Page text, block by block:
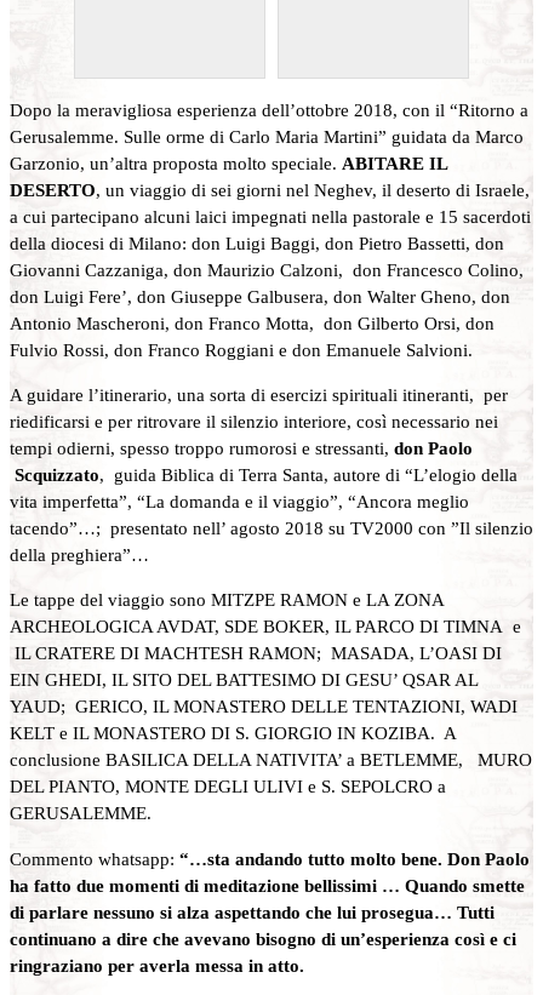
Dopo la meravigliosa esperienza dell’ottobre 2018, con il “Ritorno a
Gerusalemme. Sulle orme di Carlo Maria Martini” guidata da Marco
Garzonio, un’altra proposta molto speciale. ABITARE IL
DESERTO, un viaggio di sei giorni nel Neghev, il deserto di Israele,
a cui partecipano alcuni laici impegnati nella pastorale e 15 sacerdoti
della diocesi di Milano: don Luigi Baggi, don Pietro Bassetti, don
Giovanni Cazzaniga, don Maurizio Calzoni, don Francesco Colino,
don Luigi Fere’, don Giuseppe Galbusera, don Walter Gheno, don
Antonio Mascheroni, don Franco Motta, don Gilberto Orsi, don
Fulvio Rossi, don Franco Roggiani e don Emanuele Salvioni.
A guidare l’itinerario, una sorta di esercizi spirituali itineranti, per
riedificarsi e per ritrovare il silenzio interiore, così necessario nei
tempi odierni, spesso troppo rumorosi e stressanti, don Paolo
Scquizzato, guida Biblica di Terra Santa, autore di “L’elogio della
vita imperfetta”, “La domanda e il viaggio”, “Ancora meglio
tacendo”…; presentato nell’ agosto 2018 su TV2000 con ”Il silenzio
della preghiera”…
Le tappe del viaggio sono MITZPE RAMON e LA ZONA
ARCHEOLOGICA AVDAT, SDE BOKER, IL PARCO DI TIMNA e
IL CRATERE DI MACHTESH RAMON; MASADA, L’OASI DI
EIN GHEDI, IL SITO DEL BATTESIMO DI GESU’ QSAR AL
YAUD; GERICO, IL MONASTERO DELLE TENTAZIONI, WADI
KELT e IL MONASTERO DI S. GIORGIO IN KOZIBA. A
conclusione BASILICA DELLA NATIVITA’ a BETLEMME, MURO
DEL PIANTO, MONTE DEGLI ULIVI e S. SEPOLCRO a
GERUSALEMME.
Commento whatsapp: “…sta andando tutto molto bene. Don Paolo
ha fatto due momenti di meditazione bellissimi … Quando smette
di parlare nessuno si alza aspettando che lui prosegua… Tutti
continuano a dire che avevano bisogno di un’esperienza così e ci
ringraziano per averla messa in atto.